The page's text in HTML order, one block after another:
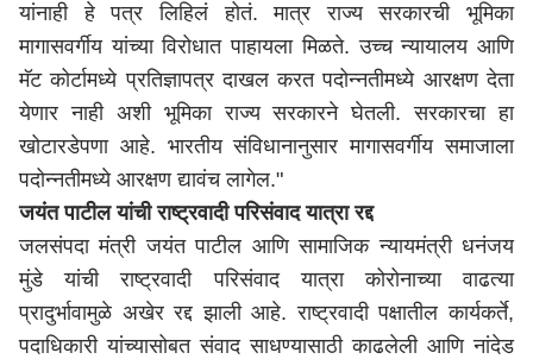
यांनाही हे पत्र लिहिलं होतं. मात्र राज्य सरकारची भूमिका
मागासवर्गीय यांच्या विरोधात पाहायला मिळते. उच्च न्यायालय आणि
मॅट कोर्टामध्ये प्रतिज्ञापत्र दाखल करत पदोन्नतीमध्ये आरक्षण देता
येणार नाही अशी भूमिका राज्य सरकारने घेतली. सरकारचा हा
खोटारडेपणा आहे. भारतीय संविधानानुसार मागासवर्गीय समाजाला
पदोन्नतीमध्ये आरक्षण द्यावंच लागेल."
जयंत पाटील यांची राष्ट्रवादी परिसंवाद यात्रा रद्द
जलसंपदा मंत्री जयंत पाटील आणि सामाजिक न्यायमंत्री धनंजय
मुंडे यांची राष्ट्रवादी परिसंवाद यात्रा कोरोनाच्या वाढत्या
प्रादुर्भावामुळे अखेर रद्द झाली आहे. राष्ट्रवादी पक्षातील कार्यकर्ते,
पदाधिकारी यांच्यासोबत संवाद साधण्यासाठी काढलेली आणि नांदेड